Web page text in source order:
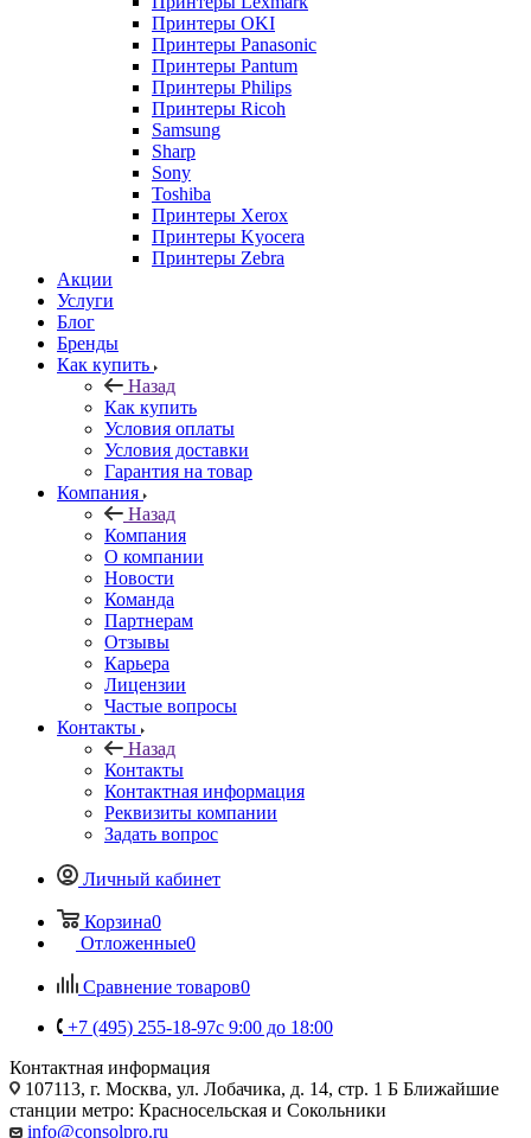
Принтеры OKI
Принтеры Panasonic
Принтеры Pantum
Принтеры Philips
Принтеры Ricoh
Samsung
Sharp
Sony
Toshiba
Принтеры Xerox
Принтеры Kyocera
Принтеры Zebra
Акции
Услуги
Блог
Бренды
Как купить
Назад
Как купить
Условия оплаты
Условия доставки
Гарантия на товар
Компания
Назад
Компания
О компании
Новости
Команда
Партнерам
Отзывы
Карьера
Лицензии
Частые вопросы
Контакты
Назад
Контакты
Контактная информация
Реквизиты компании
Задать вопрос
Личный кабинет
Корзина0
Отложенные0
Сравнение товаров0
+7 (495) 255-18-97с 9:00 до 18:00
Контактная информация
107113, г. Москва, ул. Лобачика, д. 14, стр. 1 Б Ближайшие
станции метро: Красносельская и Сокольники
info@consolpro.ru